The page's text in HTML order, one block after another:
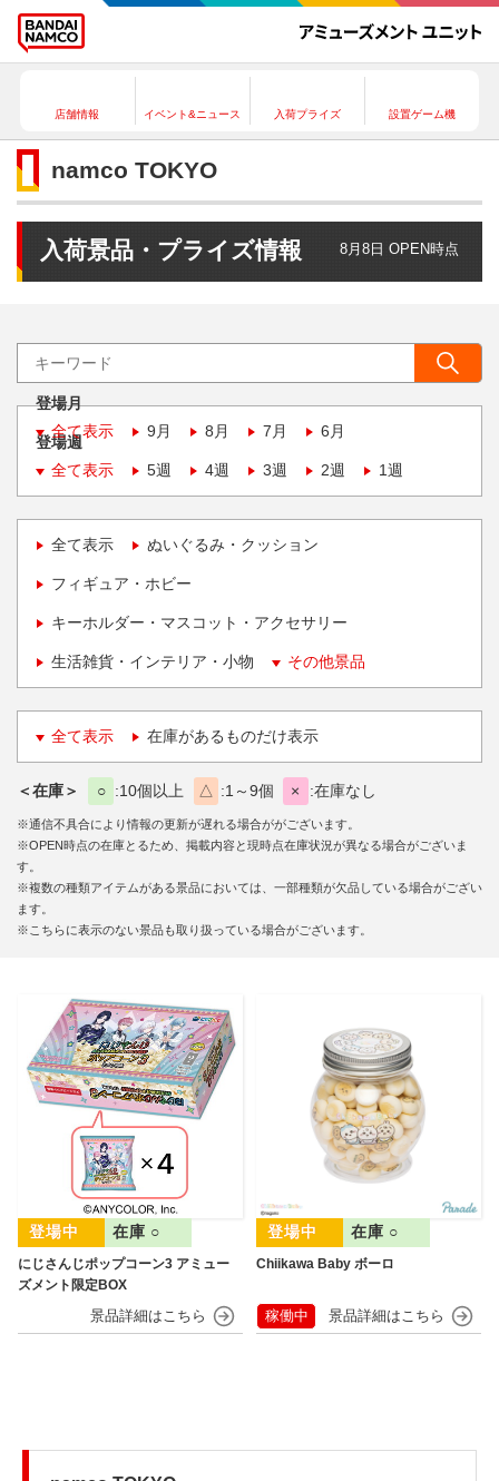
店舗情報 イベント&ニュース 入荷プライズ 設置ゲーム機
namco TOKYO
入荷景品・プライズ情報 8月8日 OPEN時点
登場月
全て表示
9月 8月 7月 6月
登場週
全て表示
5週 4週 3週 2週 1週
全て表示 ぬいぐるみ・クッション
フィギュア・ホビー
キーホルダー・マスコット・アクセサリー
生活雑貨・インテリア・小物 その他景品
全て表示 在庫があるものだけ表示
＜在庫＞ ○ 10個以上 △ 1～9個 × 在庫なし
※通信不具合により情報の更新が遅れる場合ががございます。
※OPEN時点の在庫とるため、掲載内容と現時点在庫状況が異なる場合がございま
す。
※複数の種類アイテムがある景品においては、一部種類が欠品している場合がござい
ます。
※こちらに表示のない景品も取り扱っている場合がございます。
にじさんじポップコーン3 アミュー
ズメント限定BOX
在庫 ○
Chiikawa Baby ボーロ
在庫 ○
稼働中